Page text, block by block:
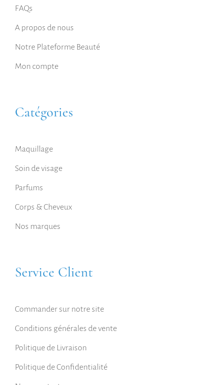
FAQs
A propos de nous
Notre Plateforme Beauté
Mon compte
Catégories
Maquillage
Soin de visage
Parfums
Corps & Cheveux
Nos marques
Service Client
Commander sur notre site
Conditions générales de vente
Politique de Livraison
Politique de Confidentialité